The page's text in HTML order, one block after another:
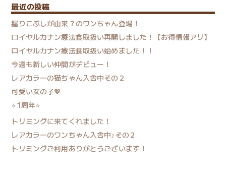
最近の投稿
握りこぶしが由来？のワンちゃん登場！
ロイヤルカナン療法食取扱い再開しました！【お得情報アリ】
ロイヤルカナン療法食取扱い始めました！！
今週も新しい仲間がデビュー！
レアカラーの猫ちゃん入舎中その２
可愛い女の子💖
⭐1周年⭐
トリミングに来てくれました！
レアカラーのワンちゃん入舎中♪その２
トリミングご利用ありがとうございます！